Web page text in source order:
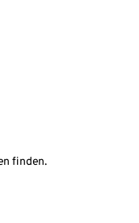
finden.